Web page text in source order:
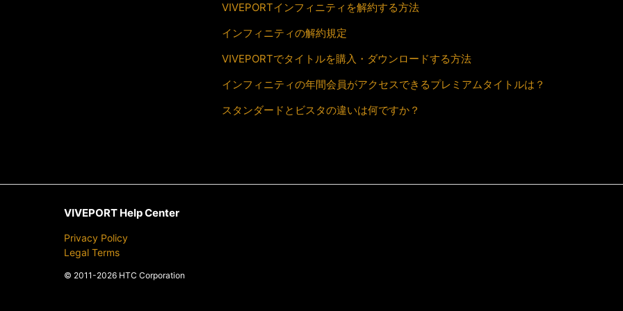
VIVEPORTインフィニティを解約する方法
インフィニティの解約規定
VIVEPORTでタイトルを購入・ダウンロードする方法
インフィニティの年間会員がアクセスできるプレミアムタイトルは？
スタンダードとビスタの違いは何ですか？
VIVEPORT Help Center
Privacy Policy
Legal Terms
© 2011-2026 HTC Corporation